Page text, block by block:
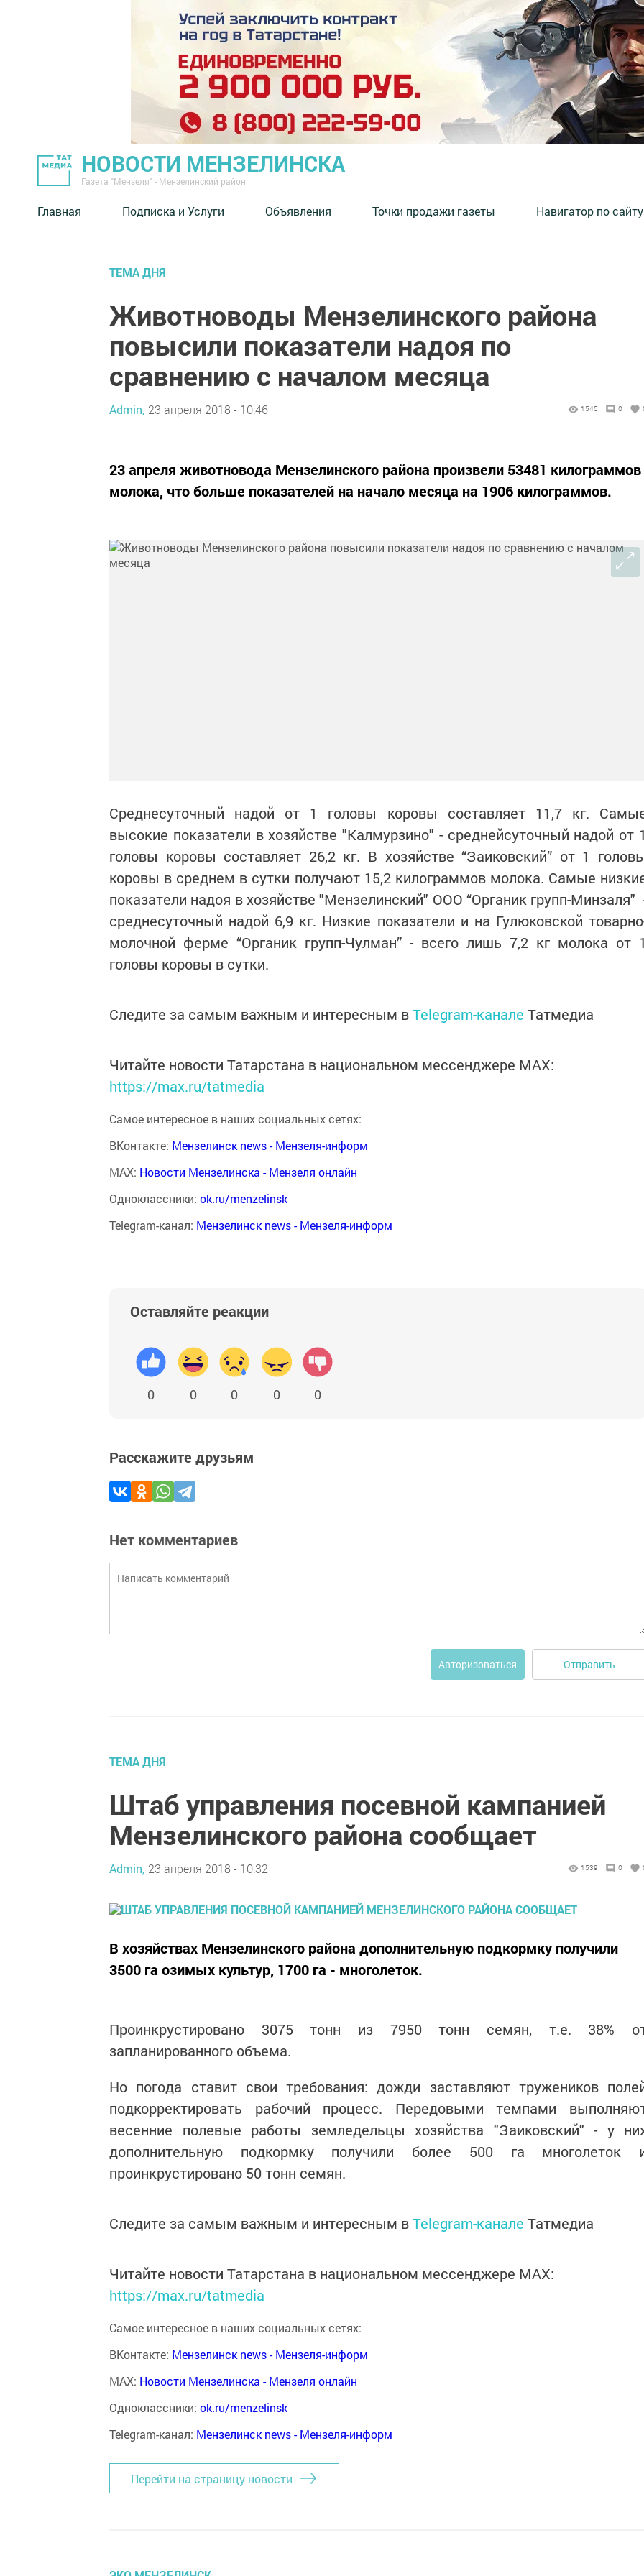
НОВОСТИ МЕНЗЕЛИНСКА
Газета "Мензеля" - Мензелинский район
Главная Подписка и Услуги Объявления Точки продажи газеты Навигатор по сайту
ТЕМА ДНЯ
Животноводы Мензелинского района
повысили показатели надоя по
сравнению с началом месяца
Admin, 23 апреля 2018 - 10:46 1545 0
23 апреля животновода Мензелинского района произвели 53481 килограммов
молока, что больше показателей на начало месяца на 1906 килограммов.
Среднесуточный надой от 1 головы коровы составляет 11,7 кг.
высокие показатели в хозяйстве "Калмурзино" - среднейсуточный надой от
головы коровы составляет 26,2 кг. В хозяйстве “Заиковский” от 1
коровы в среднем в сутки получают 15,2 килограммов молока. Самые
показатели надоя в хозяйстве "Мензелинский" ООО “Органик групп-Минзаля"
среднесуточный надой 6,9 кг. Низкие показатели и на Гулюковской
молочной ферме “Органик групп-Чулман” - всего лишь 7,2 кг молока от
головы коровы в сутки.
Следите за самым важным и интересным вTelegram-канале Татмедиа
Читайте новости Татарстана в национальном мессенджере MАХ:
https://max.ru/tatmedia
Самое интересное в наших социальных сетях:
ВКонтакте: Мензелинск news - Мензеля-информ
MAX: Новости Мензелинска - Мензеля онлайн
Одноклассники: ok.ru/menzelinsk
Telegram-канал: Мензелинск news - Мензеля-информ
Оставляйте реакции
0 0 0 0 0
Расскажите друзьям
Нет комментариев
Авторизоваться Отправить
ТЕМА ДНЯ
Штаб управления посевной кампанией
Мензелинского района сообщает
Admin, 23 апреля 2018 - 10:32 1539 0
В хозяйствах Мензелинского района дополнительную подкормку получили
3500 га озимых культур, 1700 га - многолеток.
Проинкрустировано 3075 тонн из 7950 тонн семян, т.е. 38%
запланированного объема.
Но погода ставит свои требования: дожди заставляют тружеников
подкорректировать рабочий процесс. Передовыми темпами
весенние полевые работы земледельцы хозяйства "Заиковский" - у
дополнительную подкормку получили более 500 га многолеток
проинкрустировано 50 тонн семян.
Следите за самым важным и интересным вTelegram-канале Татмедиа
Читайте новости Татарстана в национальном мессенджере MАХ:
https://max.ru/tatmedia
Самое интересное в наших социальных сетях:
ВКонтакте: Мензелинск news - Мензеля-информ
MAX: Новости Мензелинска - Мензеля онлайн
Одноклассники: ok.ru/menzelinsk
Telegram-канал: Мензелинск news - Мензеля-информ
Перейти на страницу новости